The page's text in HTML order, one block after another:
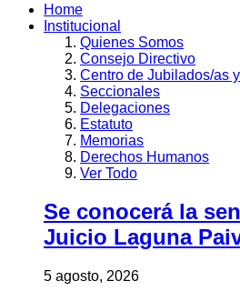
Home
Institucional
Quienes Somos
Consejo Directivo
Centro de Jubilados/as
Seccionales
Delegaciones
Estatuto
Memorias
Derechos Humanos
Ver Todo
Se conocerá la
Juicio Laguna
5 agosto, 2026